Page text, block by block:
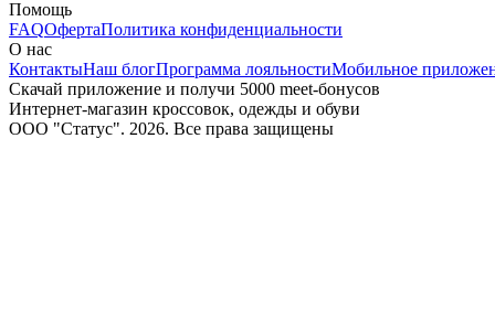
Помощь
FAQОфертаПолитика конфиденциальности
О нас
КонтактыНаш блогПрограмма лояльностиМобильное
Скачай приложение и получи 5000 meet-бонусов
Интернет-магазин кроссовок, одежды и обуви
ООО "Статус". 2026. Все права защищены